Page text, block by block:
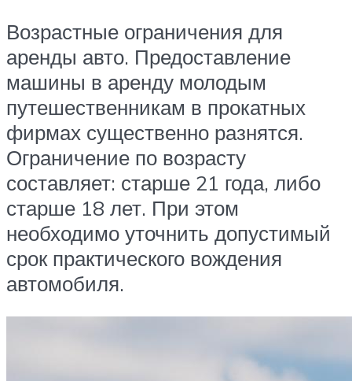
Возрастные ограничения для
аренды авто. Предоставление
машины в аренду молодым
путешественникам в прокатных
фирмах существенно разнятся.
Ограничение по возрасту
составляет: старше 21 года, либо
старше 18 лет. При этом
необходимо уточнить допустимый
срок практического вождения
автомобиля.